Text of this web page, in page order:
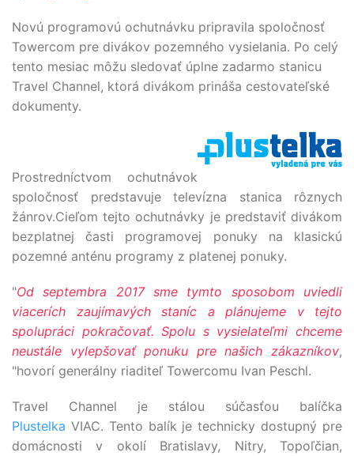
Novú programovú ochutnávku pripravila spoločnosť
Towercom pre divákov pozemného vysielania. Po celý
tento mesiac môžu sledovať úplne zadarmo stanicu
Travel Channel, ktorá divákom prináša cestovateľské
dokumenty.
Prostredníctvom ochutnávok
spoločnosť predstavuje televízna stanica rôznych
žánrov.Cieľom tejto ochutnávky je predstaviť divákom
bezplatnej časti programovej ponuky na klasickú
pozemné anténu programy z platenej ponuky.
"Od septembra 2017 sme tymto sposobom uviedli
viacerích zaujímavých staníc a plánujeme v tejto
spolupráci pokračovať. Spolu s vysielateľmi chceme
neustále vylepšovať ponuku pre našich zákazníkov,
"hovorí generálny riaditeľ Towercomu Ivan Peschl.
Travel Channel je stálou súčasťou balíčka
Plustelka VIAC. Tento balík je technicky dostupný pre
domácnosti v okolí Bratislavy, Nitry, Topoľčian,